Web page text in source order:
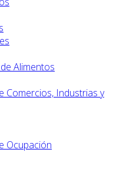
Alimentos
Comercios, Industrias y
Ocupación